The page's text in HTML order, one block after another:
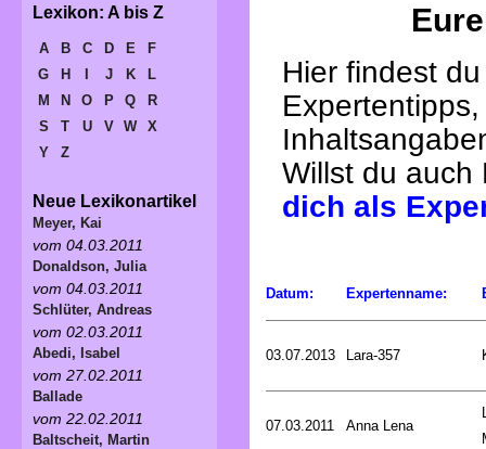
Hier findest
Willst du
dich als
Datum: Expertenname:
03.07.2013 Lara-357
07.03.2011 Anna Lena
Lexikon: A bis Z
A B C D E
F
G
H J K
L
M
N O P Q
R
S
T U V W
X
Y
Z
Neue Lexikonartikel
Meyer, Kai
vom 04.03.2011
Donaldson, Julia
vom 04.03.2011
Schlüter, Andreas
vom 02.03.2011
Abedi, Isabel
vom 27.02.2011
Ballade
vom 22.02.2011
Baltscheit, Martin